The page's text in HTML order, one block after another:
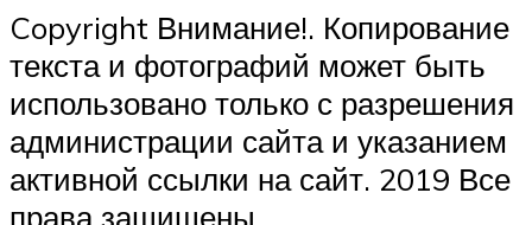
Copyright Внимание!. Копирование
текста и фотографий может быть
использовано только с разрешения
администрации сайта и указанием
активной ссылки на сайт. 2019 Все
права защищены